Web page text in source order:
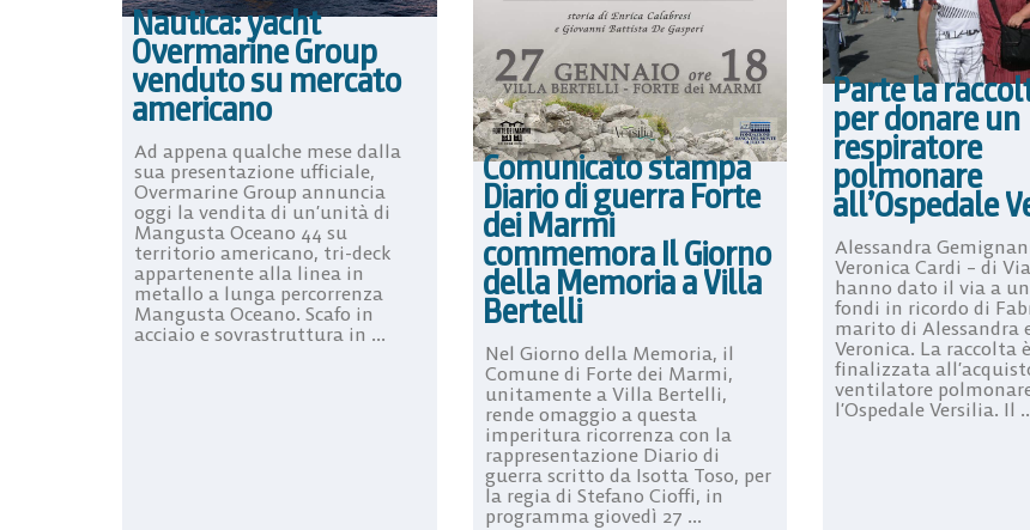
Nautica: yacht
Overmarine Group
venduto su mercato
americano
Ad appena qualche mese dalla
sua presentazione ufficiale,
Overmarine Group annuncia
oggi la vendita di un’unità di
Mangusta Oceano 44 su
territorio americano, tri-deck
appartenente alla linea in
metallo a lunga percorrenza
Mangusta Oceano. Scafo in
acciaio e sovrastruttura in ...
Comunicato stampa
Diario di guerra Forte
dei Marmi
commemora Il Giorno
della Memoria a Villa
Bertelli
Nel Giorno della Memoria, il
Comune di Forte dei Marmi,
unitamente a Villa Bertelli,
rende omaggio a questa
imperitura ricorrenza con la
rappresentazione Diario di
guerra scritto da Isotta Toso, per
la regia di Stefano Cioffi, in
programma giovedì 27 ...
Parte la
per donare un
respiratore
polmonare
all’Ospedale
Alessandra
Veronica Cardi – di
hanno dato il via a
fondi in ricordo di
marito di Alessandra
Veronica. La raccolta è
finalizzata
ventilatore
l’Ospedale Versilia. Il